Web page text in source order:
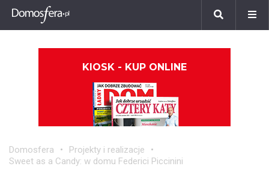
KIOSK - KUP ONLINE
Domosfera
Projekty i realizacje
Sweet as a Candy: w domu Federici Piccinini